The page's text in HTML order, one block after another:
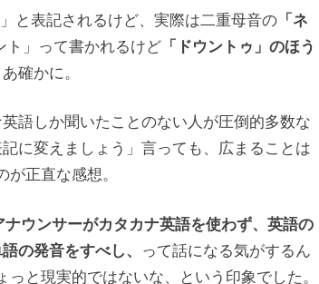
と表記されるけど、実際は二重母音の 「ネ
ト」って書かれるけど 「ドウントゥ」のほう
確かに。
語しか聞いたことのない人が圧倒的多数な
に変えましょう」言っても、広まることは
正直な感想。
ナウンサーがカタカナ英語を使わず、英語の
の発音をすべし、 って話になる気がするん
っと現実的ではないな、という印象でした。